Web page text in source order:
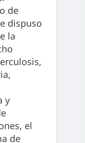
de
dispuso
la
y
el
de